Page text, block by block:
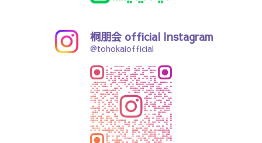
桐朋会 official Instagram
@tohokaiofficial